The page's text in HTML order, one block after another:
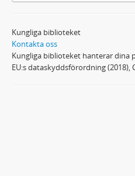
Kungliga biblioteket
Kontakta oss
Kungliga biblioteket hanterar dina
EU:s dataskyddsförordning (2018),